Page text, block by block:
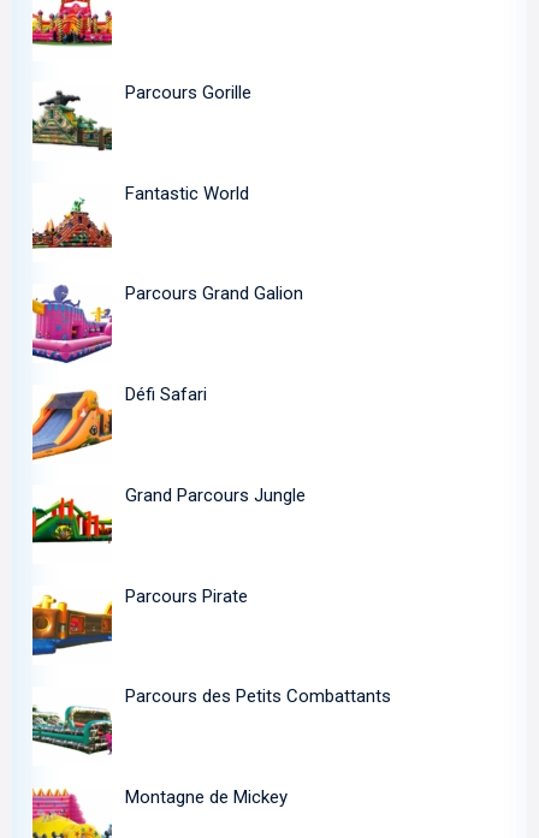
Parcours Gorille
Fantastic World
Parcours Grand Galion
Défi Safari
Grand Parcours Jungle
Parcours Pirate
Parcours des Petits Combattants
Montagne de Mickey